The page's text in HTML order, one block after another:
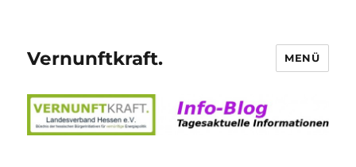
Vernunftkraft. MENÜ